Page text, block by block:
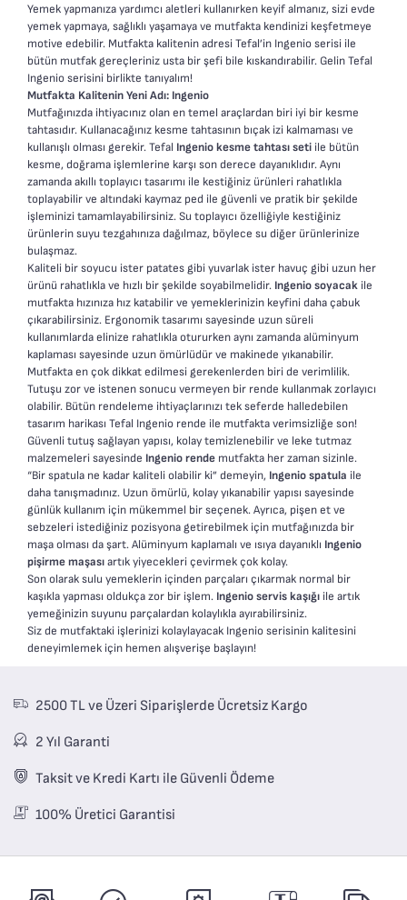
Yemek yapmanıza yardımcı aletleri kullanırken keyif almanız, sizi evde
yemek yapmaya, sağlıklı yaşamaya ve mutfakta kendinizi keşfetmeye
motive edebilir. Mutfakta kalitenin adresi Tefal’in Ingenio serisi ile
bütün mutfak gereçleriniz usta bir şefi bile kıskandırabilir. Gelin Tefal
Ingenio serisini birlikte tanıyalım!
Mutfakta Kalitenin Yeni Adı: Ingenio
Mutfağınızda ihtiyacınız olan en temel araçlardan biri iyi bir kesme
tahtasıdır. Kullanacağınız kesme tahtasının bıçak izi kalmaması ve
kullanışlı olması gerekir. Tefal Ingenio kesme tahtası seti ile bütün
kesme, doğrama işlemlerine karşı son derece dayanıklıdır. Aynı
zamanda akıllı toplayıcı tasarımı ile kestiğiniz ürünleri rahatlıkla
toplayabilir ve altındaki kaymaz ped ile güvenli ve pratik bir şekilde
işleminizi tamamlayabilirsiniz. Su toplayıcı özelliğiyle kestiğiniz
ürünlerin suyu tezgahınıza dağılmaz, böylece su diğer ürünlerinize
bulaşmaz.
Kaliteli bir soyucu ister patates gibi yuvarlak ister havuç gibi uzun her
ürünü rahatlıkla ve hızlı bir şekilde soyabilmelidir. Ingenio soyacak ile
mutfakta hızınıza hız katabilir ve yemeklerinizin keyfini daha çabuk
çıkarabilirsiniz. Ergonomik tasarımı sayesinde uzun süreli
kullanımlarda elinize rahatlıkla otururken aynı zamanda alüminyum
kaplaması sayesinde uzun ömürlüdür ve makinede yıkanabilir.
Mutfakta en çok dikkat edilmesi gerekenlerden biri de verimlilik.
Tutuşu zor ve istenen sonucu vermeyen bir rende kullanmak zorlayıcı
olabilir. Bütün rendeleme ihtiyaçlarınızı tek seferde halledebilen
tasarım harikası Tefal Ingenio rende ile mutfakta verimsizliğe son!
Güvenli tutuş sağlayan yapısı, kolay temizlenebilir ve leke tutmaz
malzemeleri sayesinde Ingenio rende mutfakta her zaman sizinle.
“Bir spatula ne kadar kaliteli olabilir ki” demeyin, Ingenio spatula ile
daha tanışmadınız. Uzun ömürlü, kolay yıkanabilir yapısı sayesinde
günlük kullanım için mükemmel bir seçenek. Ayrıca, pişen et ve
sebzeleri istediğiniz pozisyona getirebilmek için mutfağınızda bir
maşa olması da şart. Alüminyum kaplamalı ve ısıya dayanıklı Ingenio
pişirme maşasıartık yiyecekleri çevirmek çok kolay.
Son olarak sulu yemeklerin içinden parçaları çıkarmak normal bir
kaşıkla yapması oldukça zor bir işlem. Ingenio servis kaşığı ile artık
yemeğinizin suyunu parçalardan kolaylıkla ayırabilirsiniz.
Siz de mutfaktaki işlerinizi kolaylayacak Ingenio serisinin kalitesini
deneyimlemek için hemen alışverişe başlayın!
2500 TL ve Üzeri Siparişlerde Ücretsiz Kargo
2 Yıl Garanti
Taksit ve Kredi Kartı ile Güvenli Ödeme
100% Üretici Garantisi